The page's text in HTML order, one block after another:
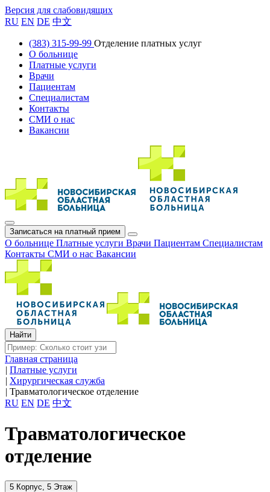
Версия для слабовидящих
RU EN DE 中文
(383) 315-99-99 Отделение платных услуг
О больнице
Платные услуги
Врачи
Пациентам
Специалистам
Контакты
СМИ о нас
Вакансии
Записаться на платный прием
О больнице Платные услуги Врачи Пациентам Специалистам
Контакты СМИ о нас Вакансии
Главная страница
| Платные услуги
| Хирургическая служба
| Травматологическое отделение
RU EN DE 中文
Травматологическое
отделение
5 Корпус, 5 Этаж